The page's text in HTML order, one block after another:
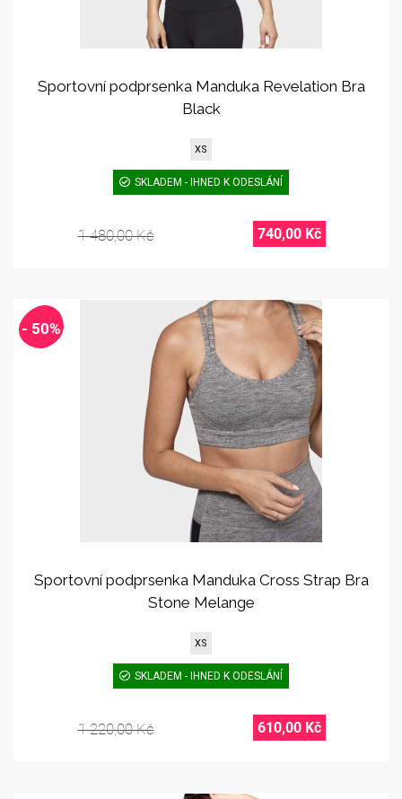
Sportovní podprsenka Manduka Revelation Bra
Black
XS
SKLADEM - IHNED K ODESLÁNÍ
1 480,00 Kč 740,00 Kč
- 50%
Sportovní podprsenka Manduka Cross Strap Bra
Stone Melange
XS
SKLADEM - IHNED K ODESLÁNÍ
1 220,00 Kč 610,00 Kč